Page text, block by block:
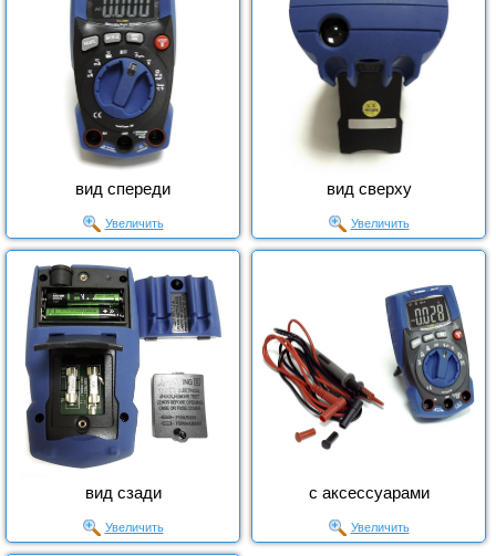
вид спереди
Увеличить
вид сверху
Увеличить
вид сзади
Увеличить
с аксессуарами
Увеличить